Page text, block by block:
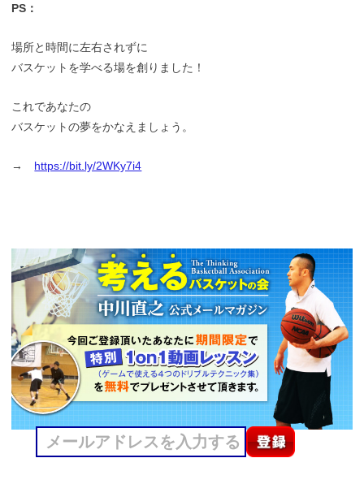
PS：
場所と時間に左右されずに
バスケットを学べる場を創りました！
これであなたの
バスケットの夢をかなえましょう。
→ https://bit.ly/2WKy7i4